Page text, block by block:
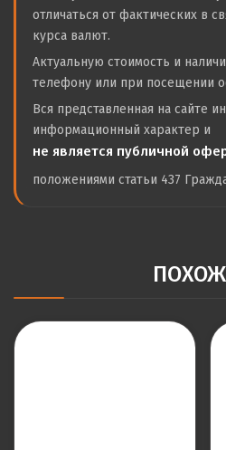
отличаться от фактических в
курса валют.
Актуальную стоимость и
телефону или при посещении
Вся представленная на сайте
информационный характер и
не является публичной
положениями статьи 437